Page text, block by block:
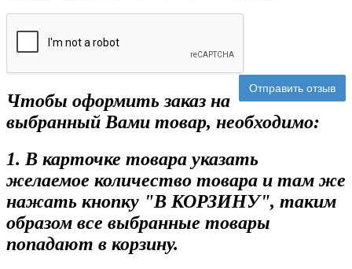
Отправить отзыв
Чтобы оформить заказ на
выбранный Вами товар, необходимо:
1. В карточке товара указать
желаемое количество товара и там же
нажать кнопку "В КОРЗИНУ", таким
образом все выбранные товары
попадают в корзину.